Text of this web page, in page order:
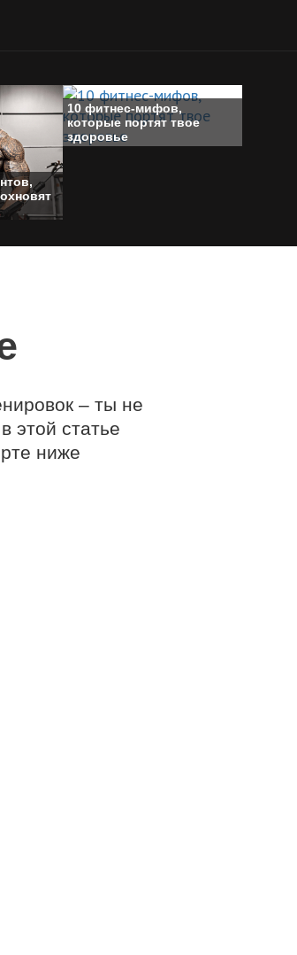
10 фитнес-мифов,
которые портят твое
здоровье
– ты не
этой статье
ниже